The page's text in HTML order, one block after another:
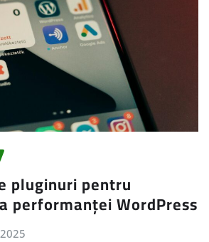
pluginuri pentru
performanței WordPress